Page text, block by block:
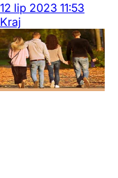
12 lip 2023 11:53
Kraj